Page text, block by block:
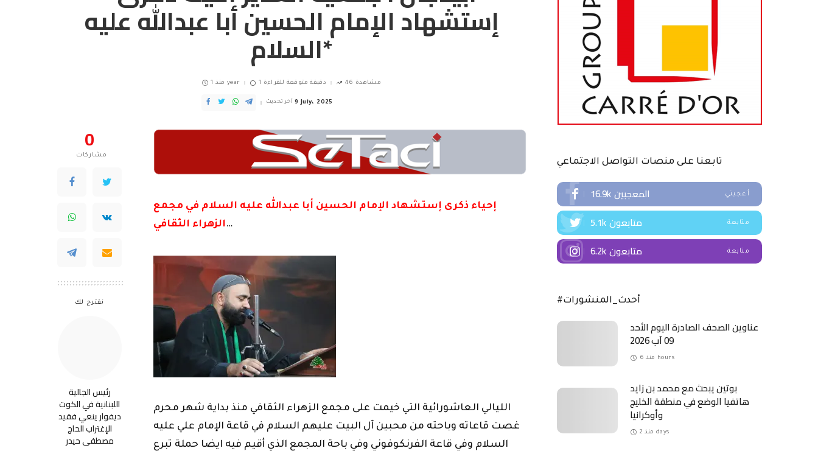
إستشهاد الإمام الحسين أبا عبدالله عليه
السلام*
منذ 1 year 1 دقيقة متوقعة للقراءة 46 مشاهدة
آخر تحديث 9 July، 2025
0
مشاركات
نقترح لك
رئيس الجالية
اللبنانية في الكوت
ديفوار ينعي فقيد
الإغتراب الحاج
مصطفى حيدر
إحياء ذكرى إستشهاد الإمام الحسين أبا عبدالله عليه السلام في مجمع
الزهراء الثقافي…
الليالي العاشورائية التي خيمت على مجمع الزهراء الثقافي منذ بداية شهر محرم
غصت قاعاته وباحته من محبين آل البيت عليهم السلام في قاعة الإمام علي عليه
السلام وفي قاعة الفرنكوفوني وفي باحة المجمع الذي أقيم فيه ايضا حملة تبرع
تابعنا على منصات التواصل الاجتماعي
16.9kالمعجبين أعجبني
5.1kمتابعون متابعة
6.2kمتابعون متابعة
#أحدث_المنشورات
عناوين الصحف الصادرة اليوم الأحد
09 آب 2026
منذ 6 hours
بوتين يبحث مع محمد بن زايد
هاتفيا الوضع في منطقة الخليج
وأوكرانيا
منذ 2 days